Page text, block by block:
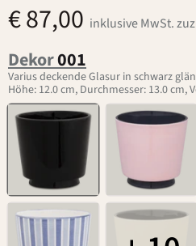
€ 87,00 inklusive MwSt.
Dekor001
Varius deckende Glasur in schwarz
Höhe: 12.0 cm, Durchmesser: 13.0 cm,